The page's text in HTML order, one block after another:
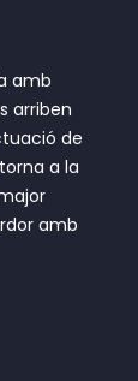
amb
arriben
de
a la
amb